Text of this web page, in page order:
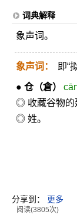
词典解释
象声词。
象声词： 即“
● 仓（倉）
◎ 收藏谷物的
◎ 姓。
分享到： 更多
阅读(3805次)